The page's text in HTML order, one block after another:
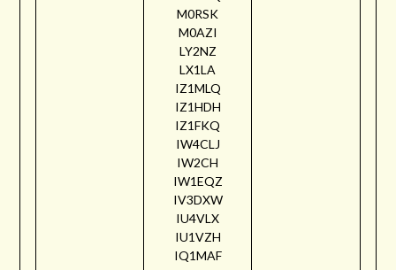
M0RSK
M0AZI
LY2NZ
LX1LA
IZ1MLQ
IZ1HDH
IZ1FKQ
IW4CLJ
IW2CH
IW1EQZ
IV3DXW
IU4VLX
IU1VZH
IQ1MAF